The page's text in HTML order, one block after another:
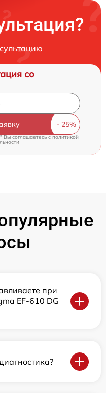
со
Вы соглашаетесь c политикой
при
EF-610 DG